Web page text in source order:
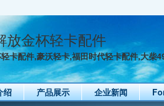
放金杯轻卡配件
卡配件,豪沃轻卡,福田时代轻卡配件,大柴
绍 产品展示 企业新闻